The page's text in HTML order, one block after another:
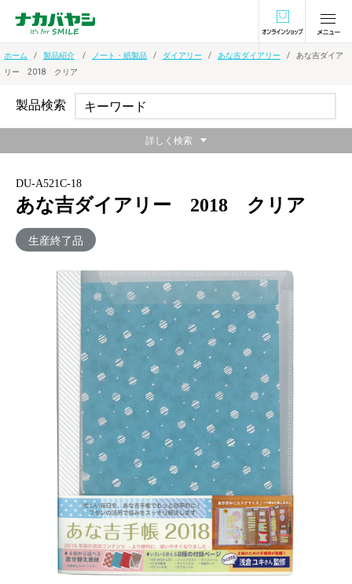
オンラインショ
ホーム 製品紹介 ノート・紙製品 ダイアリー あな吉ダイアリー
あな吉ダイア
リー 2018 クリア
DU-A521C-18
あな吉ダイアリー 2018 クリア
生産終了品
浅倉ユキさん監修「働く女性のための手帳」
メーカー希望小売価格：
¥3,800+ 税
生産終了品
●フセン術（TODOフセンの管理）
●週間（デイリー）スケジュールの使いこなし
●情報の一元化（情報の持ち歩き）3つで成り立つ手帳の使いこな
製品検索
詳しく検索